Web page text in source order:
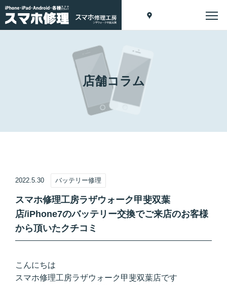
店舗コラム
2022.5.30 バッテリー修理
スマホ修理工房ラザウォーク甲斐双葉
店/iPhone7のバッテリー交換でご来店のお客様
から頂いたクチコミ
こんにちは
スマホ修理工房ラザウォーク甲斐双葉店です